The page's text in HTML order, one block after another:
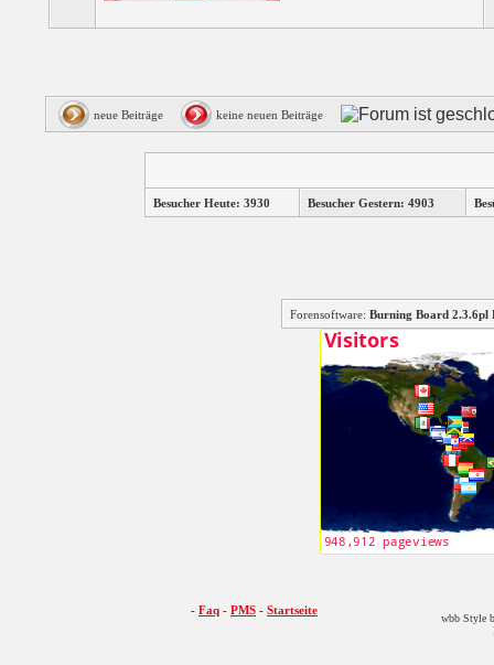
neue Beiträge keine neuen Beiträge
Besucher Heute: 3930 Besucher Gestern: 4903
Forensoftware: Burning Board
- Faq - PMS - Startseite
wbb Style